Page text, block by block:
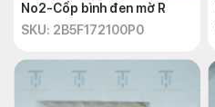
No2-Cốp bình đen mờ R
SKU: 2B5F172100P0